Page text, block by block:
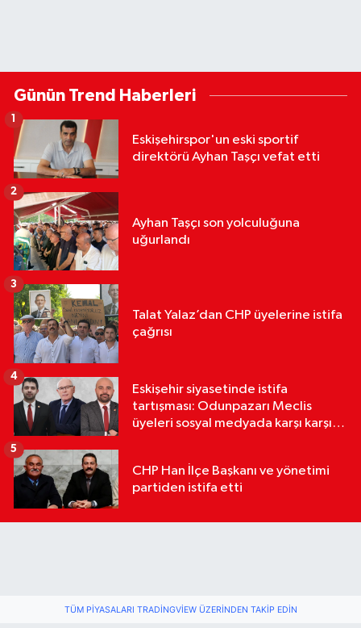
Günün Trend Haberleri
Eskişehirspor'un eski sportif
direktörü Ayhan Taşçı vefat etti
1
Ayhan Taşçı son yolculuğuna
uğurlandı
2
Talat Yalaz’dan CHP üyelerine istifa
çağrısı
3
Eskişehir siyasetinde istifa
tartışması: Odunpazarı Meclis
üyeleri sosyal medyada karşı karşıya
4
CHP Han İlçe Başkanı ve yönetimi
partiden istifa etti
5
TÜM PIYASALARI TRADINGVIEW ÜZERINDEN TAKIP EDIN